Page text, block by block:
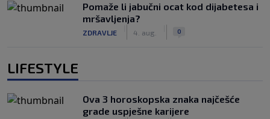
Pomaže li jabučni ocat kod dijabetesa i
mršavljenja?
ZDRAVLJE 4. aug. 0
LIFESTYLE
Ova 3 horoskopska znaka najčešće
grade uspješne karijere